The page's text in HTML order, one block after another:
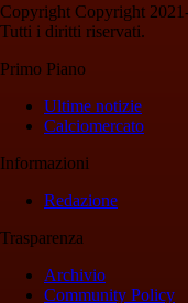
Copyright Copyright
Tutti i diritti riservati.
Primo Piano
Ultime notizie
Calciomercato
Informazioni
Redazione
Trasparenza
Archivio
Community Policy